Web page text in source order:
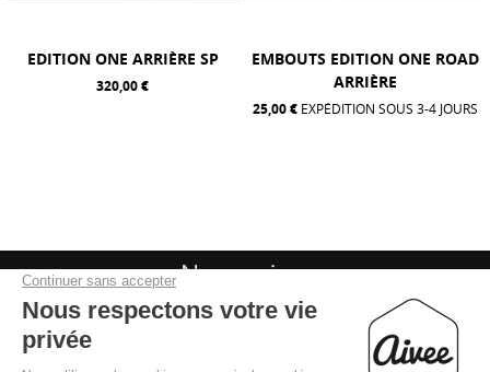
EDITION ONE ARRIÈRE SP
320,00 €
EMBOUTS EDITION ONE ROAD
ARRIÈRE
25,00 € EXPÉDITION SOUS 3-4 JOURS
Nous suivre